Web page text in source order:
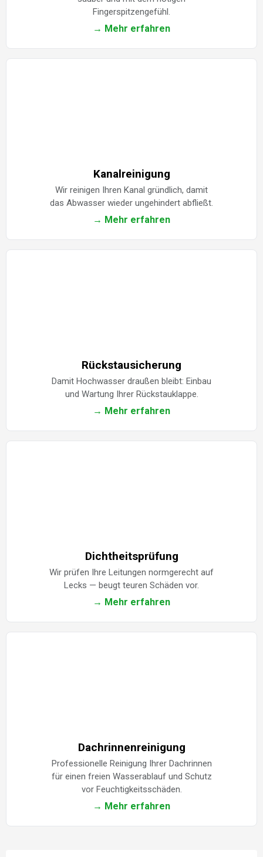
Fingerspitzengefühl.
→ Mehr erfahren
Kanalreinigung
Wir reinigen Ihren Kanal gründlich, damit
das Abwasser wieder ungehindert abfließt.
→ Mehr erfahren
Rückstausicherung
Damit Hochwasser draußen bleibt: Einbau
und Wartung Ihrer Rückstauklappe.
→ Mehr erfahren
Dichtheitsprüfung
Wir prüfen Ihre Leitungen normgerecht auf
Lecks — beugt teuren Schäden vor.
→ Mehr erfahren
Dachrinnenreinigung
Professionelle Reinigung Ihrer Dachrinnen
für einen freien Wasserablauf und Schutz
vor Feuchtigkeitsschäden.
→ Mehr erfahren